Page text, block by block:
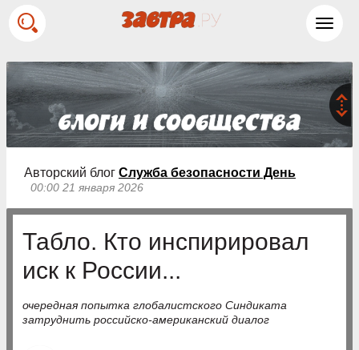
Авторский блог Служба безопасности День
00:00 21 января 2026
Табло. Кто инспирировал
иск к России...
очередная попытка глобалистского Синдиката
затруднить российско-американский диалог